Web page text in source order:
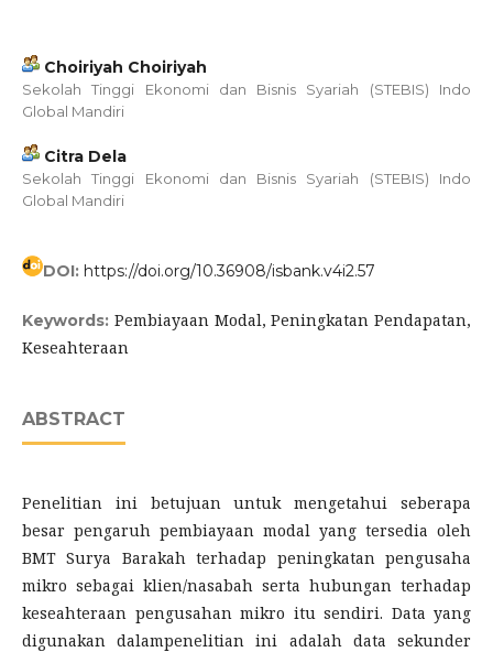
Choiriyah Choiriyah
Sekolah Tinggi Ekonomi dan Bisnis Syariah (STEBIS) Indo
Global Mandiri
Citra Dela
Sekolah Tinggi Ekonomi dan Bisnis Syariah (STEBIS) Indo
Global Mandiri
DOI: https://doi.org/10.36908/isbank.v4i2.57
Keywords: Pembiayaan Modal, Peningkatan Pendapatan,
Keseahteraan
ABSTRACT
Penelitian ini betujuan untuk mengetahui seberapa
besar pengaruh pembiayaan modal yang tersedia oleh
BMT Surya Barakah terhadap peningkatan pengusaha
mikro sebagai klien/nasabah serta hubungan terhadap
keseahteraan pengusahan mikro itu sendiri. Data yang
digunakan dalampenelitian ini adalah data sekunder